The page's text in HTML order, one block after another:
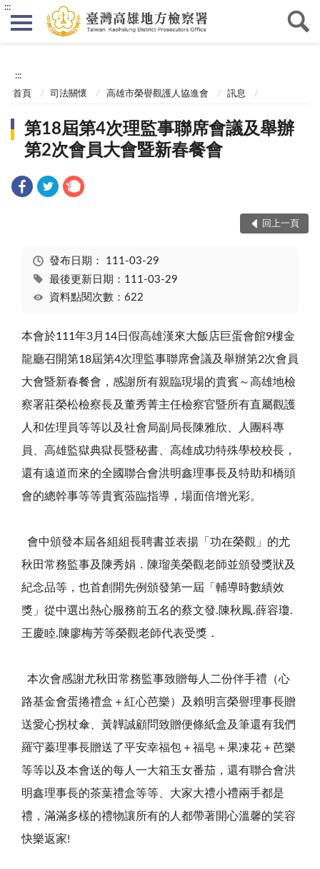
:::
:::
首頁 司法關懷 高雄市榮譽觀護人協進會 訊息
第18屆第4次理監事聯席會議及舉辦
第2次會員大會暨新春餐會
回上一頁
發布日期： 111-03-29
最後更新日期：111-03-29
資料點閱次數：622
本會於111 年3月 14日假高雄漢來大飯店巨蛋會館9樓金
龍廳召開第18屆第4次理監事聯席會議及舉辦第2次會員
大會暨新春餐會，感謝所有親臨現場的貴賓～高雄地檢
察署莊榮松檢察長及董秀菁主任檢察官暨所有直屬觀護
人和佐理員等等以及社會局副局長陳雅欣、人團科專
員、高雄監獄典獄長暨秘書、高雄成功特殊學校校長，
還有遠道而來的全國聯合會洪明鑫理事長及特助和橋頭
會的總幹事等等貴賓蒞臨指導，場面倍增光彩。
會中頒發本屆各組組長聘書並表揚「功在榮觀」的尤
秋田常務監事及陳秀娟．陳瑠美榮觀老師並頒發獎狀及
紀念品等，也首創開先例頒發第一屆「輔導時數績效
獎」從中選出熱心服務前五名的蔡文發.陳秋鳳.薛容瓊.
王慶睦.陳廖梅芳等榮觀老師代表受獎．
本次會感謝尤秋田常務監事致贈每人二份伴手禮（心
路基金會蛋捲禮盒＋紅心芭樂）及賴明言榮譽理事長贈
送愛心拐杖傘、黃韡誠顧問致贈便條紙盒及筆還有我們
羅守蓁理事長贈送了平安幸福包＋福皂＋果凍花＋芭樂
等等以及本會送的每人一大箱玉女番茄，還有聯合會洪
明鑫理事長的茶葉禮盒等等、大家大禮小禮兩手都是
禮，滿滿多樣的禮物讓所有的人都帶著開心溫馨的笑容
快樂返家!